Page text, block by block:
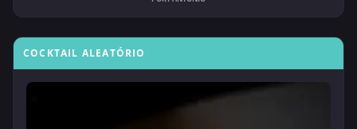
COCKTAIL ALEATÓRIO